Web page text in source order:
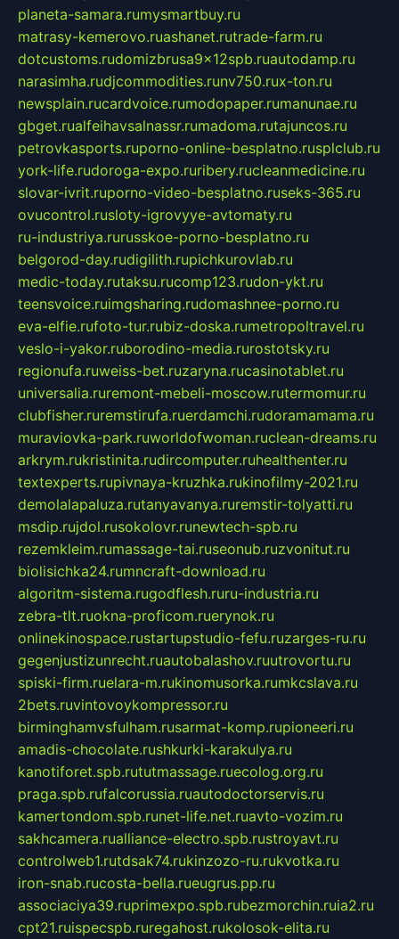
planeta-samara.rumysmartbuy.ru
matrasy-kemerovo.ruashanet.rutrade-farm.ru
dotcustoms.rudomizbrusa9x12spb.ruautodamp.ru
narasimha.rudjcommodities.runv750.rux-ton.ru
newsplain.rucardvoice.rumodopaper.rumanunae.ru
gbget.rualfeihavsalnassr.rumadoma.rutajuncos.ru
petrovkasports.ruporno-online-besplatno.rusplclub.ru
york-life.rudoroga-expo.ruribery.rucleanmedicine.ru
slovar-ivrit.ruporno-video-besplatno.ruseks-365.ru
ovucontrol.rusloty-igrovyye-avtomaty.ru
ru-industriya.rurusskoe-porno-besplatno.ru
belgorod-day.rudigilith.rupichkurovlab.ru
medic-today.rutaksu.rucomp123.rudon-ykt.ru
teensvoice.ruimgsharing.rudomashnee-porno.ru
eva-elfie.rufoto-tur.rubiz-doska.rumetropoltravel.ru
veslo-i-yakor.ruborodino-media.rurostotsky.ru
regionufa.ruweiss-bet.ruzaryna.rucasinotablet.ru
universalia.ruremont-mebeli-moscow.rutermomur.ru
clubfisher.ruremstirufa.ruerdamchi.rudoramamama.ru
muraviovka-park.ruworldofwoman.ruclean-dreams.ru
arkrym.rukristinita.rudircomputer.ruhealthenter.ru
textexperts.rupivnaya-kruzhka.rukinofilmy-2021.ru
demolalapaluza.rutanyavanya.ruremstir-tolyatti.ru
msdip.rujdol.rusokolovr.runewtech-spb.ru
rezemkleim.rumassage-tai.ruseonub.ruzvonitut.ru
biolisichka24.rumncraft-download.ru
algoritm-sistema.rugodflesh.ruru-industria.ru
zebra-tlt.ruokna-proficom.ruerynok.ru
onlinekinospace.rustartupstudio-fefu.ruzarges-ru.ru
gegenjustizunrecht.ruautobalashov.ruutrovortu.ru
spiski-firm.ruelara-m.rukinomusorka.rumkcslava.ru
2bets.ruvintovoykompressor.ru
birminghamvsfulham.rusarmat-komp.rupioneeri.ru
amadis-chocolate.rushkurki-karakulya.ru
kanotiforet.spb.rututmassage.ruecolog.org.ru
praga.spb.rufalcorussia.ruautodoctorservis.ru
kamertondom.spb.runet-life.net.ruavto-vozim.ru
sakhcamera.rualliance-electro.spb.rustroyavt.ru
controlweb1.rutdsak74.rukinzozo-ru.rukvotka.ru
iron-snab.rucosta-bella.rueugrus.pp.ru
associaciya39.ruprimexpo.spb.rubezmorchin.ruia2.ru
cpt21.ruispecspb.ruregahost.rukolosok-elita.ru